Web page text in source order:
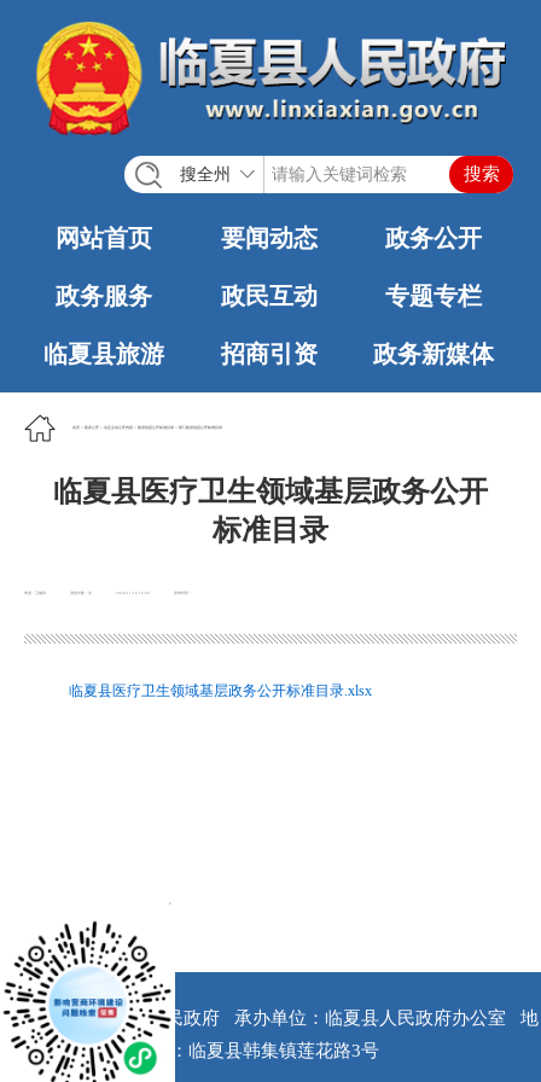
搜全州
网站首页 要闻动态 政务公开
政务服务 政民互动 专题专栏
临夏县旅游 招商引资 政务新媒体
首页 政务公开 法定主动公开内容 政府信息公开标准目录 部门政府信息公开标准目录
临夏县医疗卫生领域基层政务公开
标准目录
浏览次数： 发布时间：
2020-11-16 16:00
临夏县医疗卫生领域基层政务公开标准目录.xlsx
版权所有：临夏县人民政府 承办单位：临夏县人民政府办公室
地
址：临夏县韩集镇莲花路3号
x